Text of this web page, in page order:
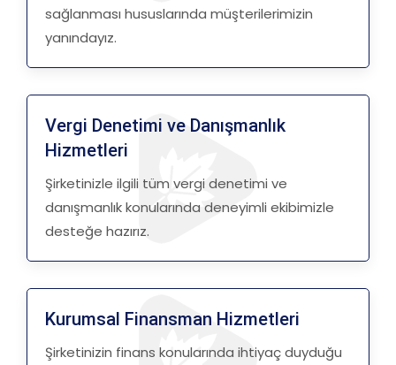
sağlanması hususlarında müşterilerimizin
yanındayız.
Vergi Denetimi ve Danışmanlık
Hizmetleri
Şirketinizle ilgili tüm vergi denetimi ve
danışmanlık konularında deneyimli ekibimizle
desteğe hazırız.
Kurumsal Finansman Hizmetleri
Şirketinizin finans konularında ihtiyaç duyduğu